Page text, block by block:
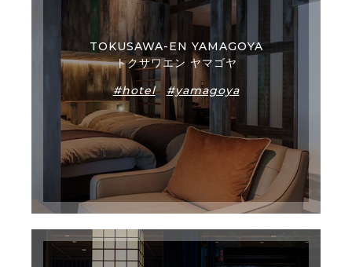
TOKUSAWA-EN YAMAGOYA
トクサワエン ヤマゴヤ
#hotel
#yamagoya